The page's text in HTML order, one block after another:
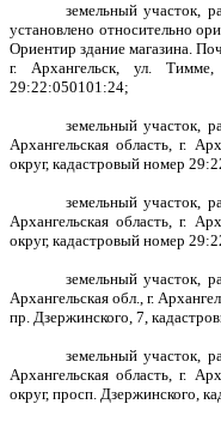
земельный участок,
установлено относительно
Ориентир здание магазина.
г. Архангельск, ул.
29:22:050101:24;
земельный участок,
Архангельская область, г.
округ, кадастровый номер
земельный участок,
Архангельская область, г.
округ, кадастровый номер
земельный участок,
Архангельская обл., г.
пр. Дзержинского, 7,
земельный участок,
Архангельская область, г.
округ, просп. Дзержинского,